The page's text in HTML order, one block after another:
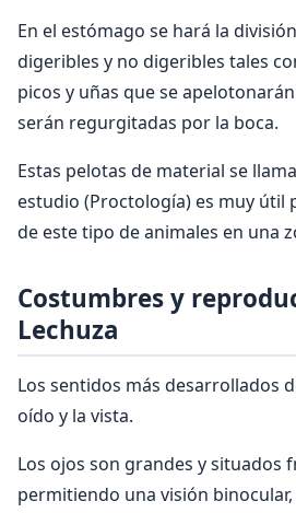
En el estómago se hará la
digeribles y no digeribles tales
picos y uñas que se
serán regurgitadas por la boca.
Estas pelotas de material se
estudio (Proctología) es muy útil
de este tipo de animales en una
Costumbres y
Lechuza
Los sentidos más desarrollados
oído y la vista.
Los ojos son grandes y situados
permitiendo una visión